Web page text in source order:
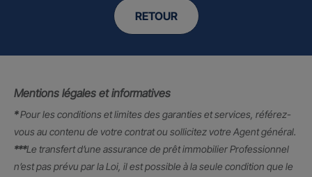
RETOUR
Mentions légales et informatives
*Pour les conditions et limites des garanties et services, référez-
vous au contenu de votre contrat ou sollicitez votre Agent général.
***Le transfert d’une assurance de prêt immobilier Professionnel
n’est pas prévu par la Loi, il est possible à la seule condition que le